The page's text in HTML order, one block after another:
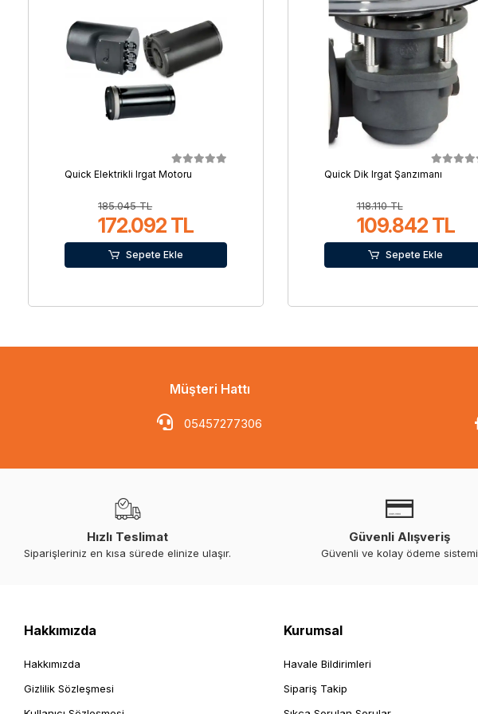
Quick Elektrikli Irgat Motoru
185.045 TL
172.092 TL
Sepete Ekle
Quick Dik Irgat Şanzımanı
118.110 TL
109.842 TL
Sepete Ekle
Müşteri Hattı
05457277306
Hızlı Teslimat
Siparişleriniz en kısa sürede elinize ulaşır.
Güvenli Alışveriş
Güvenli ve kolay ödeme sistemi
Hakkımızda
Hakkımızda
Gizlilik Sözleşmesi
Kurumsal
Havale Bildirimleri
Sipariş Takip